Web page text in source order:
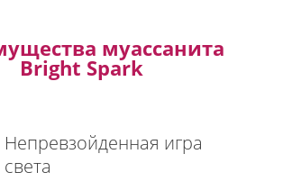
муассанита
Bright Spark
Непревзойденная игра
света